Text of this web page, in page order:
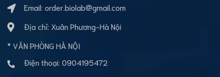
Email: order.biolab@gmail.com
Địa chỉ: Xuân Phương-Hà Nội
* VĂN PHÒNG HÀ NỘI
Điện thoại: 0904195472